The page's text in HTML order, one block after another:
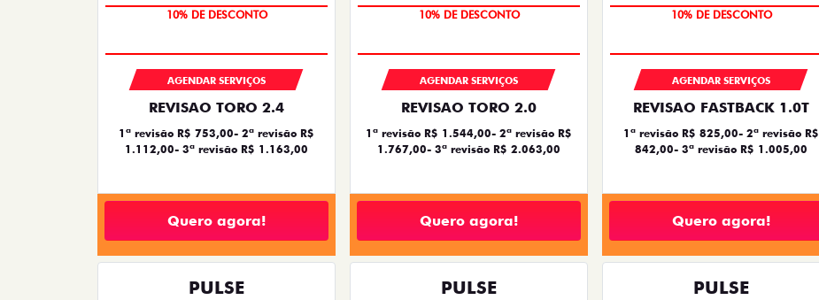
MÃO DE OBRA
AGENDAR SERVIÇOS
REVISAO TORO 2.4
1ª revisão R$ 753,00- 2ª revisão R$
1.112,00- 3ª revisão R$ 1.163,00
Quero agora!
MÃO DE OBRA
AGENDAR SERVIÇOS
REVISAO TORO 2.0
1ª revisão R$ 1.544,00- 2ª revisão R$
1.767,00- 3ª revisão R$ 2.063,00
Quero agora!
MÃO DE OBRA
AGENDAR SERVIÇOS
REVISAO FASTBACK 1.0T
1ª revisão R$ 825,00- 2ª revisão R$
842,00- 3ª revisão R$ 1.005,00
Quero agora!
PULSE PULSE PULSE